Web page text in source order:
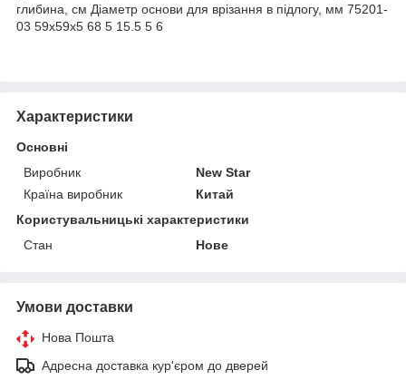
глибина, см Діаметр основи для врізання в підлогу, мм 75201-
03 59х59х5 68 5 15.5 5 6
Характеристики
Основні
Виробник
New Star
Країна виробник
Китай
Користувальницькі характеристики
Стан
Нове
Умови доставки
Нова Пошта
Адресна доставка кур'єром до дверей